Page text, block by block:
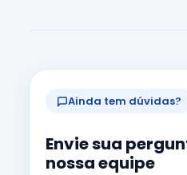
Ainda tem dúvidas?
Envie sua
nossa equipe